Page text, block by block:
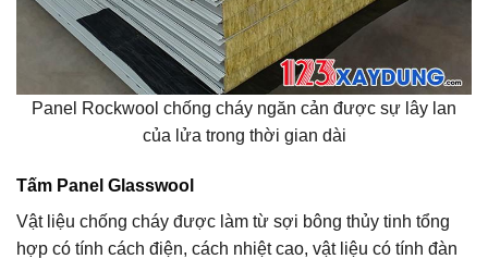
Panel Rockwool chống cháy ngăn cản được sự lây lan
của lửa trong thời gian dài
Tấm Panel Glasswool
Vật liệu chống cháy được làm từ sợi bông thủy tinh tổng
hợp có tính cách điện, cách nhiệt cao, vật liệu có tính đàn